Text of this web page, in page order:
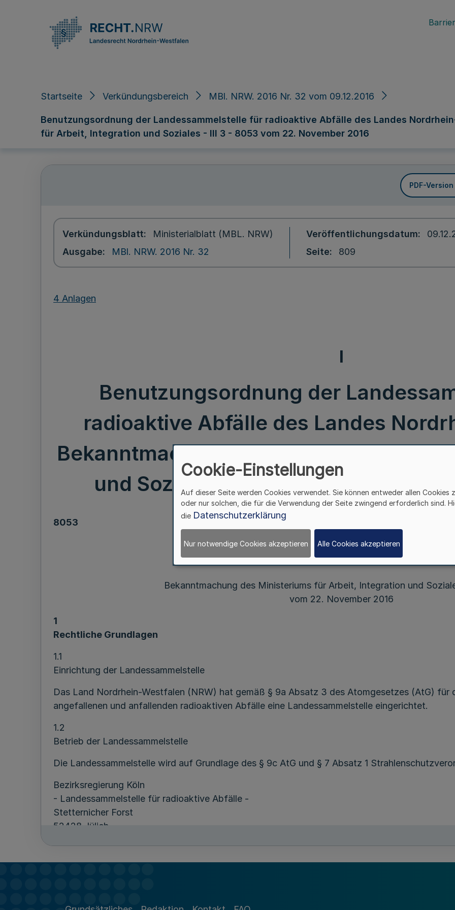
Startseite Verkündungsbereich MBl. NRW. 2016 Nr. 32 vom 09.12.2016
Benutzungsordnung der Landessammelstelle für radioaktive Abfälle des Landes
für Arbeit, Integration und Soziales - III 3 - 8053 vom 22. November 2016
PDF-
Verkündungsblatt
Ministerialblatt (MBL. NRW)
Ausgabe
MBl. NRW. 2016 Nr. 32
Veröffentlichungsdatum
Seite
809
4 Anlagen
I
Benutzungsordnung der
radioaktive Abfälle des Landes
Bekanntmachung des Ministeriums für
und Soziales - III 3 - 8053 vom 22.
8053
Benutzungsordnung der Landessammelstelle für
des Landes Nordrhein-Westfalen
Bekanntmachung des Ministeriums für Arbeit, Integration und
vom 22. November 2016
1
Rechtliche Grundlagen
1.1
Einrichtung der Landessammelstelle
Das Land Nordrhein-Westfalen (NRW) hat gemäß § 9a Absatz 3 des Atomgesetzes (AtG) für
angefallenen und anfallenden radioaktiven Abfälle eine Landessammelstelle eingerichtet.
1.2
Betrieb der Landessammelstelle
Die Landessammelstelle wird auf Grundlage des § 9c AtG und § 7 Absatz 1
Bezirksregierung Köln
- Landessammelstelle für radioaktive Abfälle -
Stetternicher Forst
52428 Jülich
Cookie-Einstellungen
Auf dieser Seite werden Cookies verwendet. Sie können entweder allen Cookies
oder nur solchen, die für die Verwendung der Seite zwingend erforderlich sind.
die Datenschutzerklärung
Nur notwendige Cookies akzeptieren Alle Cookies akzeptieren